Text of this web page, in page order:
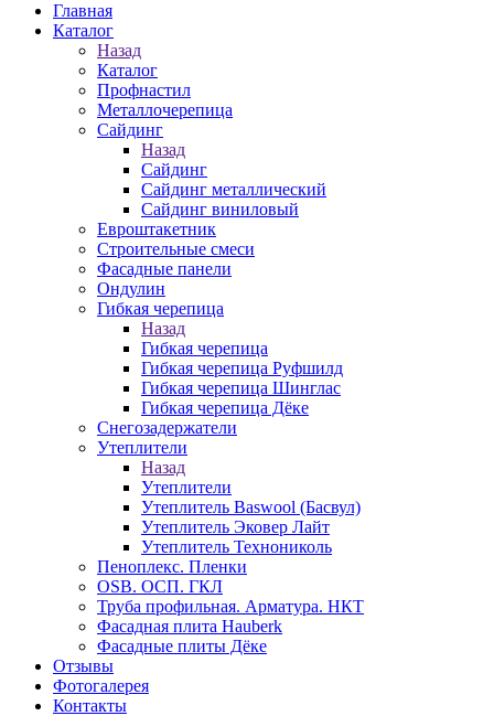
Главная
Каталог
Назад
Каталог
Профнастил
Металлочерепица
Сайдинг
Назад
Сайдинг
Сайдинг металлический
Сайдинг виниловый
Евроштакетник
Строительные смеси
Фасадные панели
Ондулин
Гибкая черепица
Назад
Гибкая черепица
Гибкая черепица Руфшилд
Гибкая черепица Шинглас
Гибкая черепица Дёке
Снегозадержатели
Утеплители
Назад
Утеплители
Утеплитель Baswool (Басвул)
Утеплитель Эковер Лайт
Утеплитель Технониколь
Пеноплекс. Пленки
OSB. ОСП. ГКЛ
Труба профильная. Арматура. НКТ
Фасадная плита Hauberk
Фасадные плиты Дёке
Отзывы
Фотогалерея
Контакты